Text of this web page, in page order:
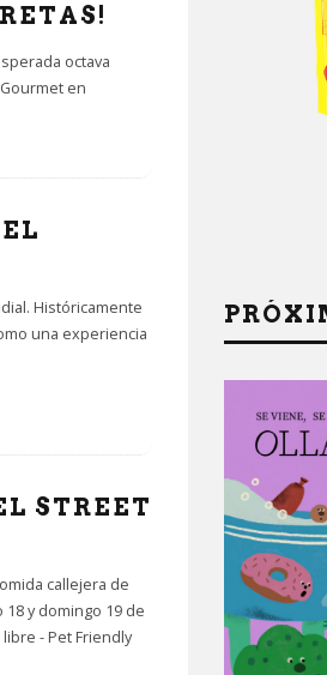
octava
en
Históricamente
una experiencia
STREET
callejera de
18 y domingo 19 de
- Pet Friendly